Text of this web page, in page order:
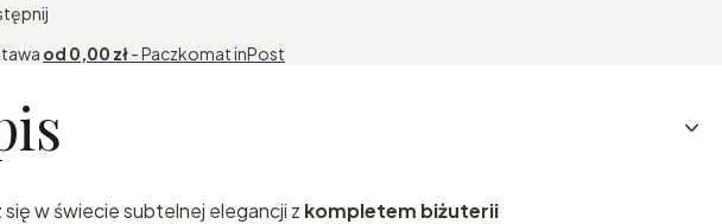
od 0,00 zł- Paczkomat inPost
się w świecie subtelnej elegancji z kompletem biżuterii